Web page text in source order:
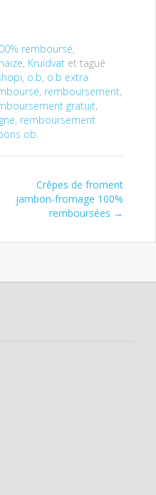
remboursé,
, Kruidvat et tagué
, o.b, o.b extra
, remboursement,
gratuit,
, remboursement
ob
Crêpes de froment
jambon-fromage 100%
remboursées →